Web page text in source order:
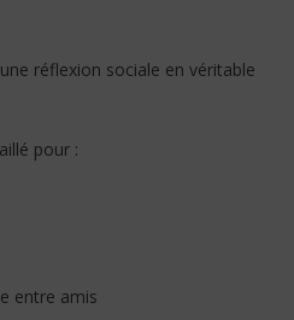
réflexion sociale en véritable
pour :
entre amis